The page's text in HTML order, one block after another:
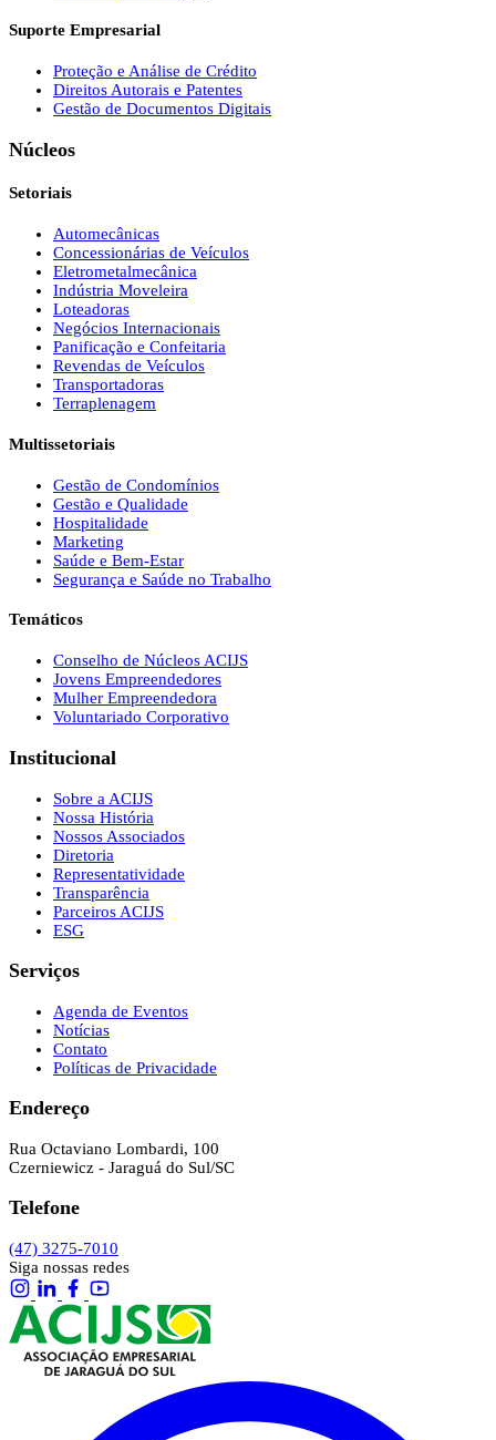
Suporte Empresarial
Proteção e Análise de Crédito
Direitos Autorais e Patentes
Gestão de Documentos Digitais
Núcleos
Setoriais
Automecânicas
Concessionárias de Veículos
Eletrometalmecânica
Indústria Moveleira
Loteadoras
Negócios Internacionais
Panificação e Confeitaria
Revendas de Veículos
Transportadoras
Terraplenagem
Multissetoriais
Gestão de Condomínios
Gestão e Qualidade
Hospitalidade
Marketing
Saúde e Bem-Estar
Segurança e Saúde no Trabalho
Temáticos
Conselho de Núcleos ACIJS
Jovens Empreendedores
Mulher Empreendedora
Voluntariado Corporativo
Institucional
Sobre a ACIJS
Nossa História
Nossos Associados
Diretoria
Representatividade
Transparência
Parceiros ACIJS
ESG
Serviços
Agenda de Eventos
Notícias
Contato
Políticas de Privacidade
Endereço
Rua Octaviano Lombardi, 100
Czerniewicz - Jaraguá do Sul/SC
Telefone
(47) 3275-7010
Siga nossas redes